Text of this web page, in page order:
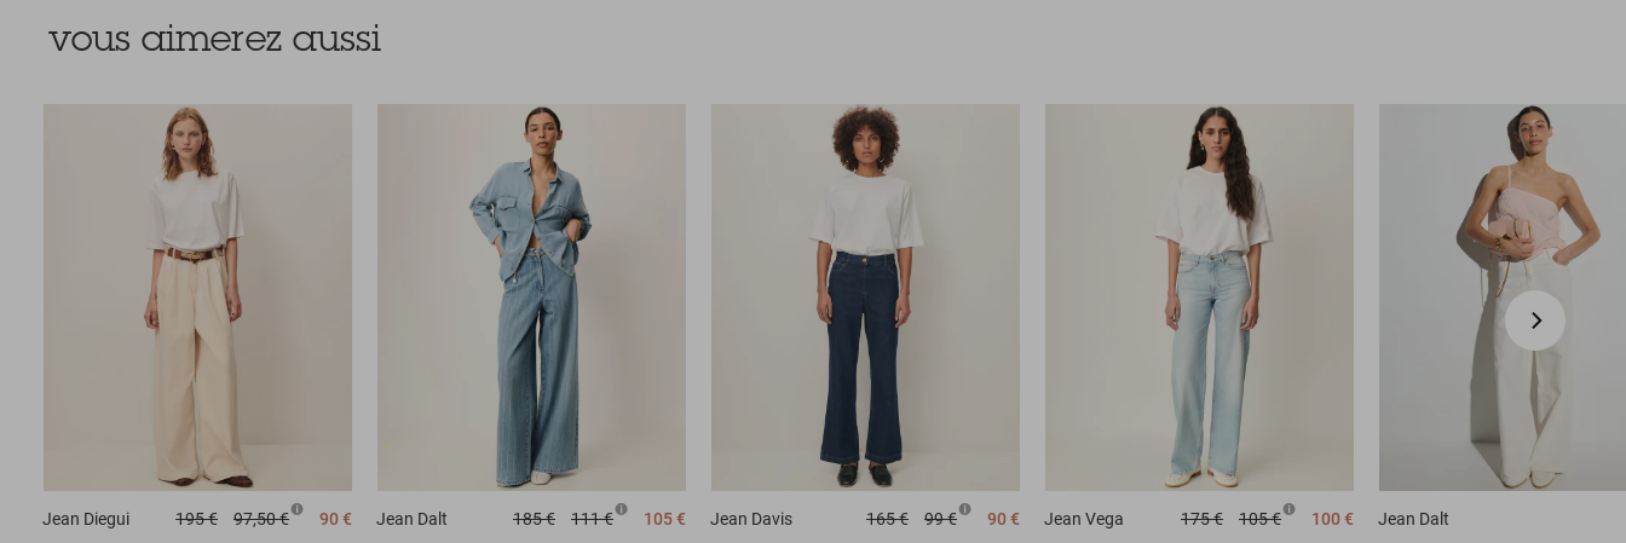
vous aimerez aussi
Jean Diegui 195 € 97,50 € 90 € Jean Dalt 185 € 111 € 105 € Jean Davis 165 € 99 € 90 € Jean Vega 175 € 105 € 100 € Jean Dalt